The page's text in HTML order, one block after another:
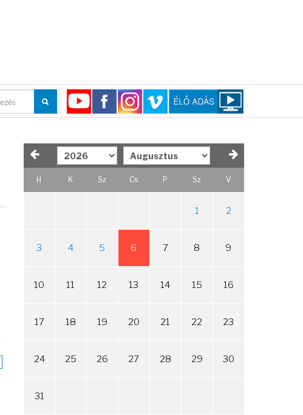
H K Sz Cs P Sz V
1 2
3 4 5 6 7 8 9
10 11 12 13 14 15 16
17 18 19 20 21 22 23
24 25 26 27 28 29 30
31